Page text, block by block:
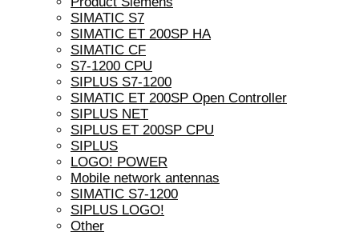
SIMATIC S7
SIMATIC ET 200SP HA
SIMATIC CF
S7-1200 CPU
SIPLUS S7-1200
SIMATIC ET 200SP Open Controller
SIPLUS NET
SIPLUS ET 200SP CPU
SIPLUS
LOGO! POWER
Mobile network antennas
SIMATIC S7-1200
SIPLUS LOGO!
Other